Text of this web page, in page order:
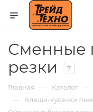
Сменные
резки
7
Главная — Каталог —
— Клещи-кусачки